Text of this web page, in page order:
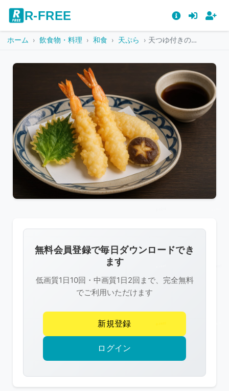
R-FREE
ホーム 飲食物・料理 和食 天ぷら 天つゆ付きの海老と野菜の天ぷら盛り合わせ
像
は
R-
FREE
作
権
護
無料会員登録で毎日ダウンロードでき
ます
低画質1日10回・中画質1日2回まで、完全無料
でご利用いただけます
新規登録
ログイン